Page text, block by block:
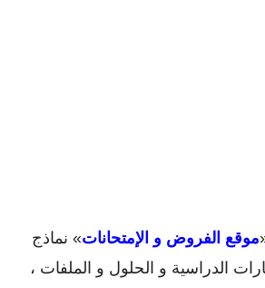
موقع الفروض و الإمتحانات» نماذج
الدراسية و الحلول و الملفات ،